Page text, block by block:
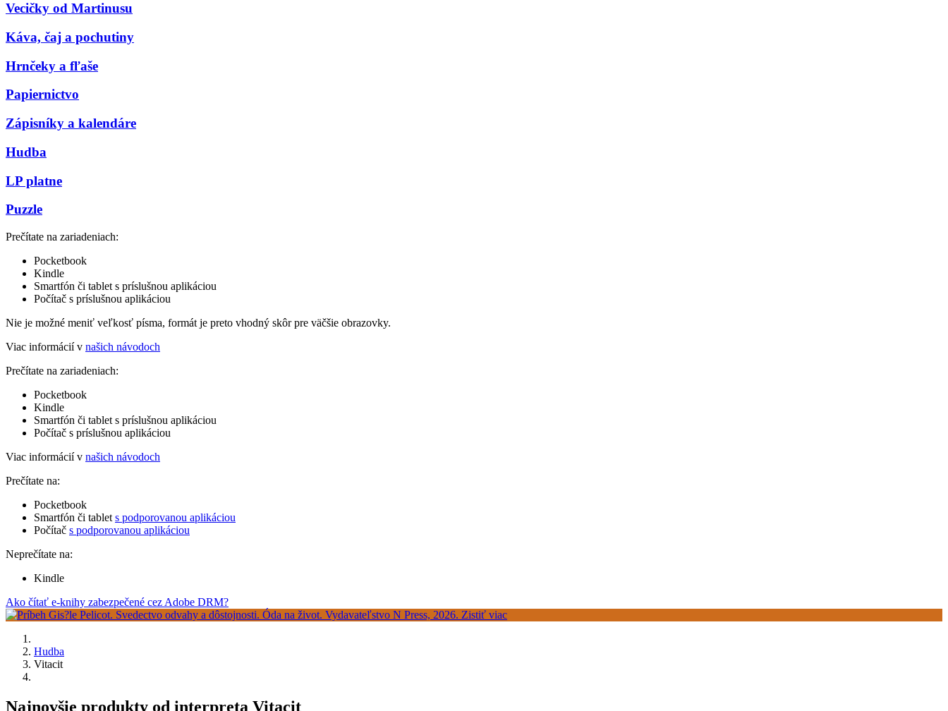
Vecičky od Martinusu
Káva, čaj a pochutiny
Hrnčeky a fľaše
Papiernictvo
Zápisníky a kalendáre
Hudba
LP platne
Puzzle
Prečítate na zariadeniach:
Pocketbook
Kindle
Smartfón či tablet s príslušnou aplikáciou
Počítač s príslušnou aplikáciou
Nie je možné meniť veľkosť písma, formát je preto vhodný skôr pre väčšie obrazovky.
Viac informácií v našich návodoch
Prečítate na zariadeniach:
Pocketbook
Kindle
Smartfón či tablet s príslušnou aplikáciou
Počítač s príslušnou aplikáciou
Viac informácií v našich návodoch
Prečítate na:
Pocketbook
Smartfón či tablet s podporovanou aplikáciou
Počítač s podporovanou aplikáciou
Neprečítate na:
Kindle
Ako čítať e-knihy zabezpečené cez Adobe DRM?
Hudba
Vitacit
Najnovšie produkty od interpreta Vitacit